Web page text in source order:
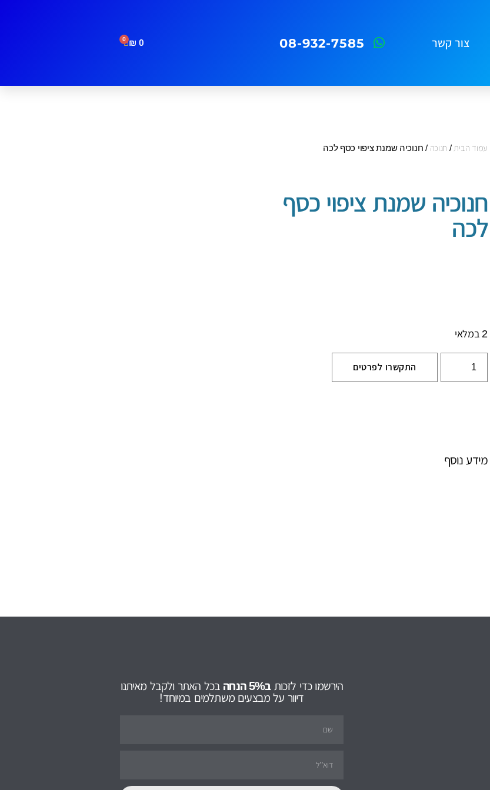
צור קשר 08-932-7585
0
₪
0
עמוד הבית / חנוכה / חנוכיה שמנת ציפוי כסף לכה
חנוכיה שמנת ציפוי כסף
לכה
2 במלאי
התקשרו לפרטים
מידע נוסף
הירשמו כדי לזכותב5% הנחה
בכל האתר ולקבל מאיתנו
דיוור על מבצעים משתלמים במיוחד!